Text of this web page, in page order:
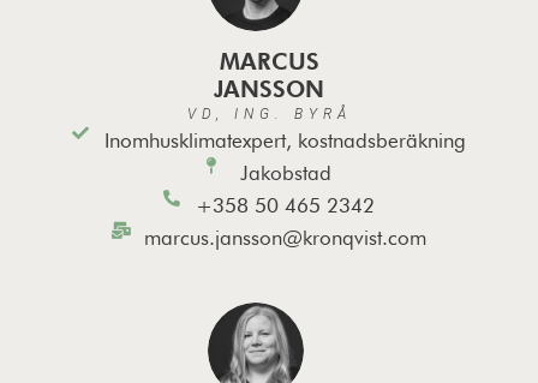
MARCUS
JANSSON
VD, ING. BYRÅ
Inomhusklimatexpert, kostnadsberäkning
Jakobstad
+358 50 465 2342
marcus.jansson@kronqvist.com